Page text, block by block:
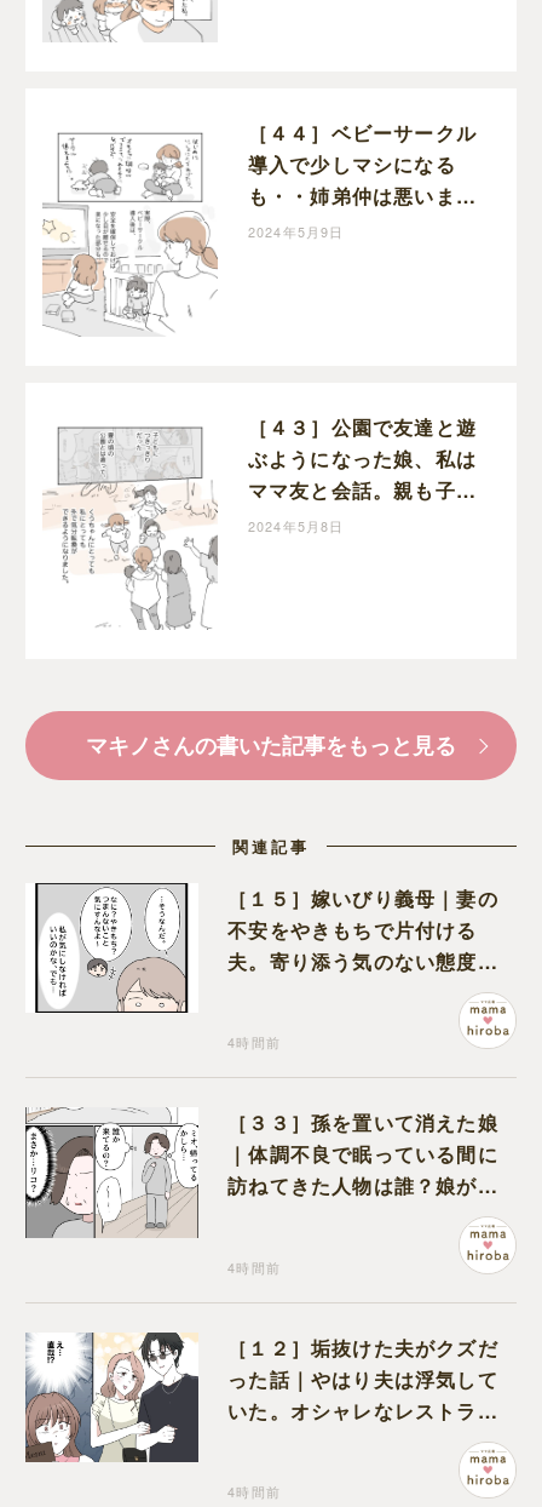
［４４］ベビーサークル
導入で少しマシになる
も・・姉弟仲は悪いま
ま。２歳差育児の記録｜
2024年5月9日
［４３］公園で友達と遊
ぶようになった娘、私は
ママ友と会話。親も子も
外で気分転換できるよう
2024年5月8日
マキノさんの書いた記事をもっと見る
関連記事
［１５］嫁いびり義母｜妻の
不安をやきもちで片付ける
夫。寄り添う気のない態度に
4時間前
［３３］孫を置いて消えた娘
｜体調不良で眠っている間に
訪ねてきた人物は誰？娘が戻
ってきたのかと不安になる
4時間前
［１２］垢抜けた夫がクズだ
った話｜やはり夫は浮気して
いた。オシャレなレストラン
4時間前